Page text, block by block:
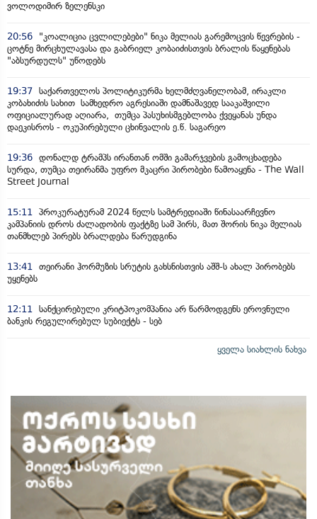
ვოლოდიმირ ზელენსკი
20:56
"კოალიცია ცვლილებები" ნიკა მელიას გარემოცვის წევრების -
ცოტნე მირცხულავასა და გაბრიელ კობაიძისთვის ბრალის წაყენებას
"აბსურდულს" უწოდებს
19:37 საქართველოს პოლიტიკურმა ხელმძღვანელობამ, ირაკლი
კობახიძის სახით სამხედრო აგრესიაში დამნაშავედ სააკაშვილი
ოფიციალურად აღიარა, თუმცა პასუხისმგებლობა ქვეყანას უნდა
დაეკისროს - ოკუპირებული ცხინვალის ე.წ. საგარეო
19:36 დონალდ ტრამპს ირანთან ომში გამარჯვების გამოცხადება
სურდა, თუმცა თეირანმა უფრო მკაცრი პირობები წამოაყენა - The Wall
Street Journal
15:11 პროკურატურამ 2024 წელს სამტრედიაში წინასაარჩევნო
კამპანიის დროს ძალადობის ფაქტზე სამ პირს, მათ შორის ნიკა მელიას
თანმხლებ პირებს ბრალდება წარუდგინა
13:41 თეირანი ჰორმუზის სრუტის გახსნისთვის აშშ-ს ახალ პირობებს
უყენებს
12:11 სანქცირებული კრიტპოკომპანია არ წარმოდგენს ეროვნული
ბანკის რეგულირებულ სუბიექტს - სებ
ყველა სიახლის ნახვა